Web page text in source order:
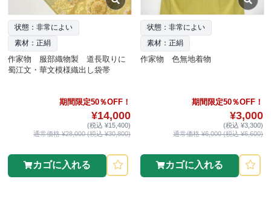
状態：非常によい
素材：正絹
作家物 服部織物製 道長取りに
蜀江文・華文模様織出し袋帯
期間限定50％OFF！
¥14,000
(税込 ¥15,400)
通常価格 ¥28,000 (税込 ¥30,800)
カゴに入れる
状態：非常によい
素材：正絹
作家物 色無地着物
期間限定50％OFF！
¥3,000
(税込 ¥3,300)
通常価格 ¥6,000 (税込 ¥6,600)
カゴに入れる